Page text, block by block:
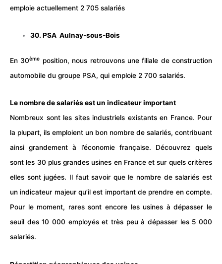
emploie actuellement 2 705 salariés
30. PSA Aulnay-sous-Bois
En 30ème position, nous retrouvons une filiale de construction
automobile du groupe PSA, qui emploie 2 700 salariés.
Le nombre de salariés est un indicateur important
Nombreux sont les sites industriels existants en France. Pour
la plupart, ils emploient un bon nombre de salariés, contribuant
ainsi grandement à l’économie française. Découvrez quels
sont les 30 plus grandes usines en France et sur quels critères
elles sont jugées. Il faut savoir que le nombre de salariés est
un indicateur majeur qu’il est important de prendre en compte.
Pour le moment, rares sont encore les usines à dépasser le
seuil des 10 000 employés et très peu à dépasser les 5 000
salariés.